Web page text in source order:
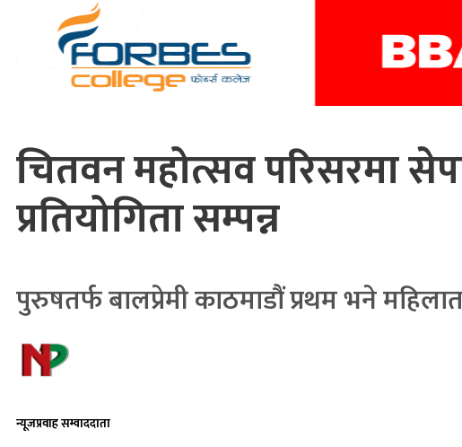
चितवन महोत्सव परिसरमा
प्रतियोगिता सम्पन्न
पुरुषतर्फ बालप्रेमी काठमाडौं प्रथम भने
न्यूजप्रवाह सम्वाददाता